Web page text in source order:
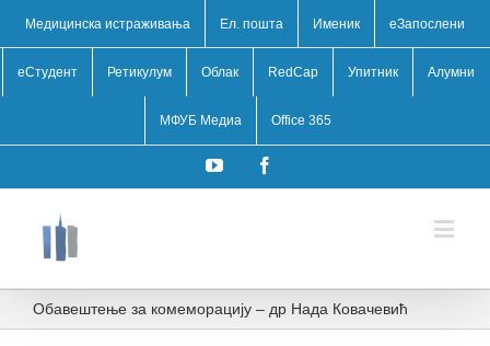
Медицинска истраживања Ел. пошта Именик eЗапослени
еСтудент Ретикулум Облак RedCap Упитник Алумни
МФУБ Медиа Office 365
YouTube
Обавештење за комеморацију – др Надa Ковачевић